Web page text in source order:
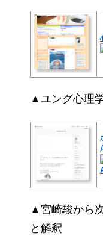
▲ユング心理
▲宮崎駿から
と解釈